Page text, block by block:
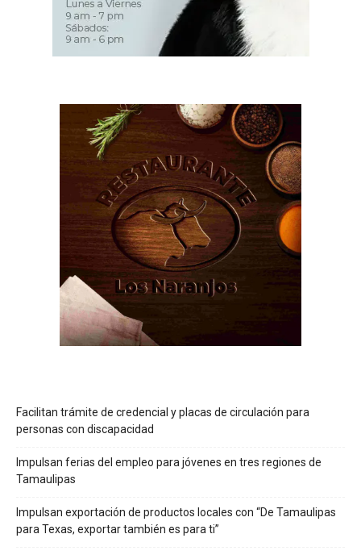
Facilitan trámite de credencial y placas de circulación para
personas con discapacidad
Impulsan ferias del empleo para jóvenes en tres regiones de
Tamaulipas
Impulsan exportación de productos locales con “De Tamaulipas
para Texas, exportar también es para ti”